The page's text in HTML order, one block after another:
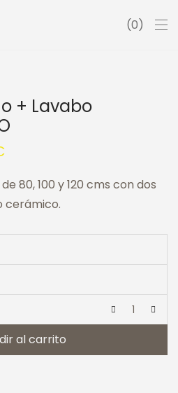
0
+ Lavabo
80, 100 y 120 cms con dos
cerámico.
al carrito